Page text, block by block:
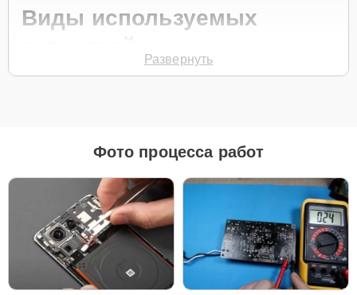
Виды используемых
Рекомендации по выбору запчастей:
Для новых устройств, которые планируется
использовать на долгий срок, лучшим выбором
станут оригинальные запчасти, так как они
обеспечат полную совместимость и долгий срок
службы.
Если вы планируете обновить устройство в
ближайшее время, установка качественного
Развернуть
Фото процесса работ